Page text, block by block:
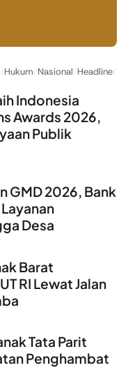
Hukum Nasional Headline
Indonesia
Awards 2026,
Publik
GMD 2026, Bank
Desa
Barat
RI Lewat Jalan
Tata Parit
Penghambat